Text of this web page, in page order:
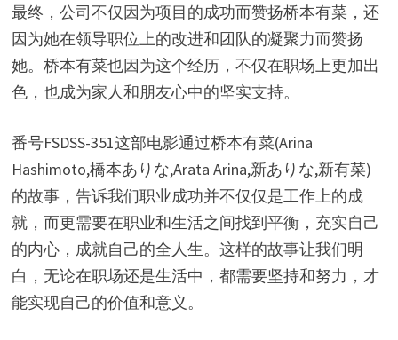
最终，公司不仅因为项目的成功而赞扬桥本有菜，还
因为她在领导职位上的改进和团队的凝聚力而赞扬
她。桥本有菜也因为这个经历，不仅在职场上更加出
色，也成为家人和朋友心中的坚实支持。
番号FSDSS-351这部电影通过桥本有菜(Arina
Hashimoto,橋本ありな,Arata Arina,新ありな,新有菜)
的故事，告诉我们职业成功并不仅仅是工作上的成
就，而更需要在职业和生活之间找到平衡，充实自己
的内心，成就自己的全人生。这样的故事让我们明
白，无论在职场还是生活中，都需要坚持和努力，才
能实现自己的价值和意义。